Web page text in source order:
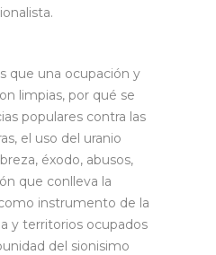
que una ocupación y
limpias, por qué se
populares contra las
el uso del uranio
éxodo, abusos,
que conlleva la
instrumento de la
y territorios ocupados
del sionisimo